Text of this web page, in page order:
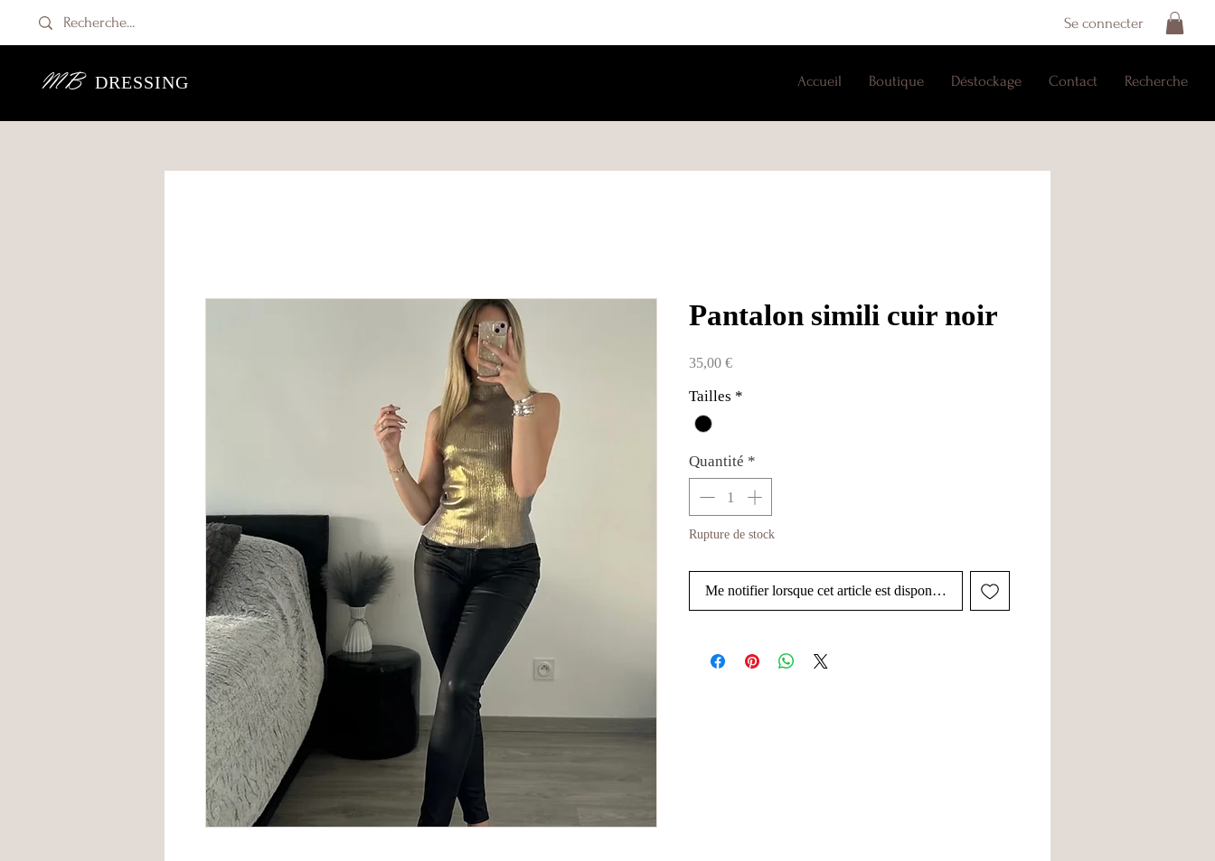
Se connecter
MBDRESSING Accueil Boutique Déstockage Contact Recherche
Pantalon simili cuir noir
35,00 €Prix
Tailles *
Quantité *
Rupture de stock
Me notifier lorsque cet article est disponible